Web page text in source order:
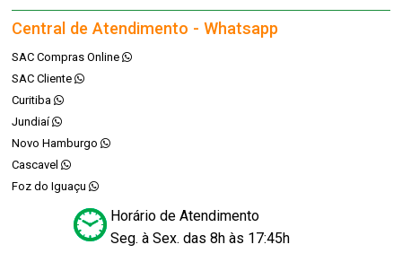
Central de Atendimento - Whatsapp
SAC Compras Online
SAC Cliente
Curitiba
Jundiaí
Novo Hamburgo
Cascavel
Foz do Iguaçu
Horário de Atendimento
Seg. à Sex. das 8h às 17:45h